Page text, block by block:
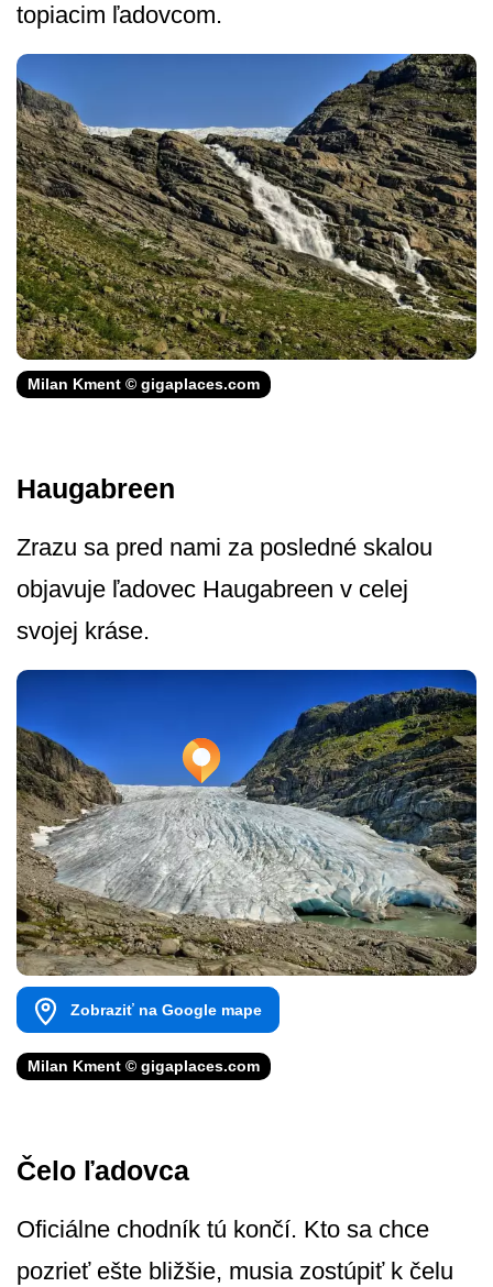
topiacim ľadovcom.
Milan Kment © gigaplaces.com
Haugabreen
Zrazu sa pred nami za posledné skalou
objavuje ľadovec Haugabreen v celej
svojej kráse.
Zobraziť na Google mape
Milan Kment © gigaplaces.com
Čelo ľadovca
Oficiálne chodník tú končí. Kto sa chce
pozrieť ešte bližšie, musia zostúpiť k čelu